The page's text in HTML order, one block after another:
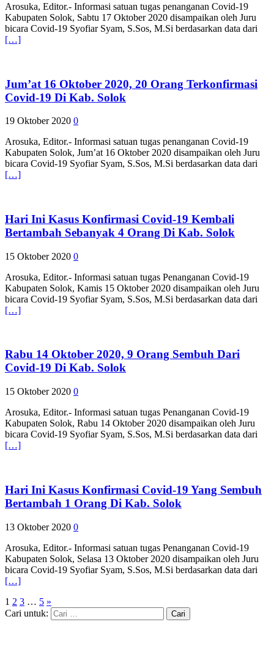
Arosuka, Editor.- Informasi satuan tugas penanganan Covid-19
Kabupaten Solok, Sabtu 17 Oktober 2020 disampaikan oleh Juru
bicara Covid-19 Syofiar Syam, S.Sos, M.Si berdasarkan data dari
[…]
Jum’at 16 Oktober 2020, 20 Orang Terkonfirmasi
Covid-19 Di Kab. Solok
19 Oktober 2020 0
Arosuka, Editor.- Informasi satuan tugas penanganan Covid-19
Kabupaten Solok, Jum’at 16 Oktober 2020 disampaikan oleh Juru
bicara Covid-19 Syofiar Syam, S.Sos, M.Si berdasarkan data dari
[…]
Hari Ini Kasus Konfirmasi Covid-19 Kembali
Bertambah Sebanyak 4 Orang Di Kab. Solok
15 Oktober 2020 0
Arosuka, Editor.- Informasi satuan tugas Penanganan Covid-19
Kabupaten Solok, Kamis 15 Oktober 2020 disampaikan oleh Juru
bicara Covid-19 Syofiar Syam, S.Sos, M.Si berdasarkan data dari
[…]
Rabu 14 Oktober 2020, 9 Orang Sembuh Dari
Covid-19 Di Kab. Solok
15 Oktober 2020 0
Arosuka, Editor.- Informasi satuan tugas Penanganan Covid-19
Kabupaten Solok, Rabu 14 Oktober 2020 disampaikan oleh Juru
bicara Covid-19 Syofiar Syam, S.Sos, M.Si berdasarkan data dari
[…]
Hari Ini Kasus Konfirmasi Covid-19 Yang Sembuh
Bertambah 1 Orang Di Kab. Solok
13 Oktober 2020 0
Arosuka, Editor.- Informasi satuan tugas Penanganan Covid-19
Kabupaten Solok, Selasa 13 Oktober 2020 disampaikan oleh Juru
bicara Covid-19 Syofiar Syam, S.Sos, M.Si berdasarkan data dari
[…]
1 2 3 … 5 »
Cari untuk: